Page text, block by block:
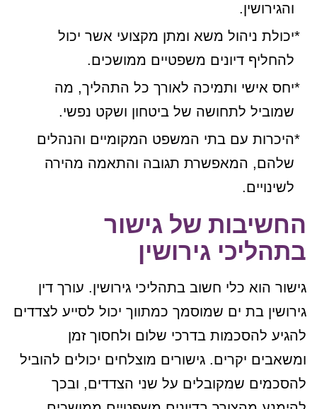
והגירושין.
יכולת ניהול משא ומתן מקצועי אשר יכול
להחליף דיונים משפטיים ממושכים.
יחס אישי ותמיכה לאורך כל התהליך, מה
שמוביל לתחושה של ביטחון ושקט נפשי.
היכרות עם בתי המשפט המקומיים והנהלים
שלהם, המאפשרת תגובה והתאמה מהירה
לשינויים.
החשיבות של גישור
בתהליכי גירושין
גישור הוא כלי חשוב בתהליכי גירושין. עורך דין
גירושין בת ים שמוסמך כמתווך יכול לסייע לצדדים
להגיע להסכמות בדרכי שלום ולחסוך זמן
ומשאבים יקרים. גישורים מוצלחים יכולים להוביל
להסכמים שמקובלים על שני הצדדים, ובכך